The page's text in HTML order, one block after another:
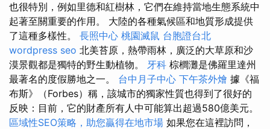
也很特別，例如里德和紅樹林，它們在維持當地生態系統中
起著至關重要的作用。 大陸的各種氣候區和地質形成提供
了這種多樣性。 長照中心 桃園滅鼠 台胞證台北
wordpress seo 北美苔原，熱帶雨林，廣泛的大草原和沙
漠景觀都是獨特的野生動植物。 牙科 棕櫚灘是佛羅里達州
最著名的度假勝地之一。 台中月子中心 下午茶外燴 據《福
布斯》（Forbes）稱，該城市的獨家性質也得到了很好的
反映：目前，它的財產所有人中可能算出超過580億美元。
區域性SEO策略，助您贏得在地市場 如果您在這裡訪問，